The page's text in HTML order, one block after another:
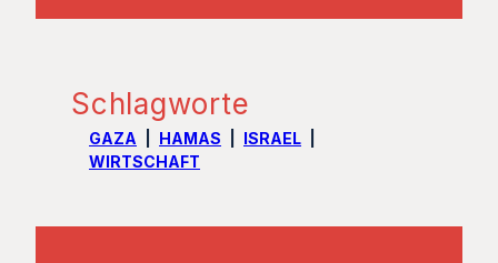
Schlagworte
GAZA HAMAS
ISRAEL
WIRTSCHAFT